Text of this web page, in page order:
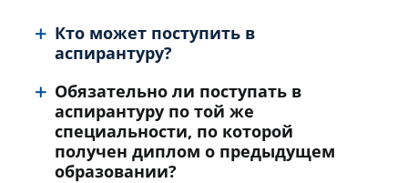
Кто может поступить в
аспирантуру?
Обязательно ли поступать в
аспирантуру по той же
специальности, по которой
получен диплом о предыдущем
образовании?